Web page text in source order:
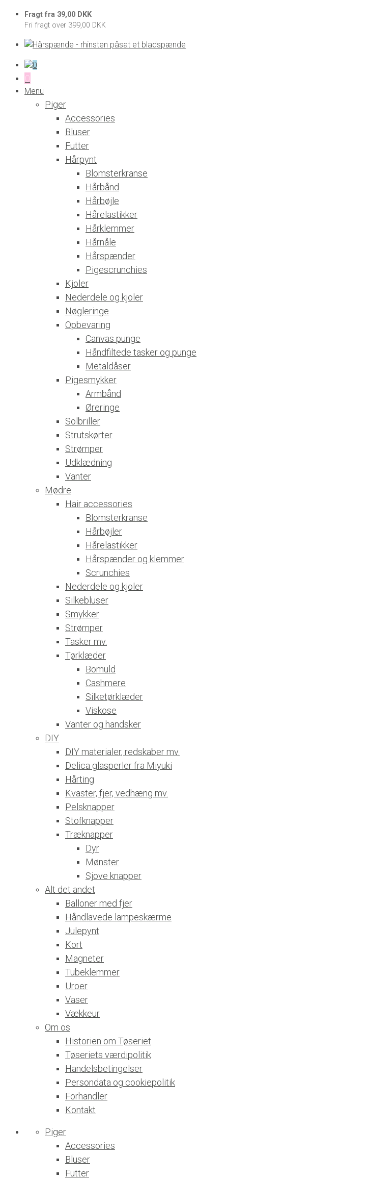
Fragt fra 39,00 DKK
Fri fragt over 399,00 DKK
0
0
Menu
Piger
Accessories
Bluser
Futter
Hårpynt
Blomsterkranse
Hårbånd
Hårbøjle
Hårelastikker
Hårklemmer
Hårnåle
Hårspænder
Pigescrunchies
Kjoler
Nederdele og kjoler
Nøgleringe
Opbevaring
Canvas punge
Håndfiltede tasker og punge
Metaldåser
Pigesmykker
Armbånd
Øreringe
Solbriller
Strutskørter
Strømper
Udklædning
Vanter
Mødre
Hair accessories
Blomsterkranse
Hårbøjler
Hårelastikker
Hårspænder og klemmer
Scrunchies
Nederdele og kjoler
Silkebluser
Smykker
Strømper
Tasker mv.
Tørklæder
Bomuld
Cashmere
Silketørklæder
Viskose
Vanter og handsker
DIY
DIY materialer, redskaber mv.
Delica glasperler fra Miyuki
Hårting
Kvaster, fjer, vedhæng mv.
Pelsknapper
Stofknapper
Træknapper
Dyr
Mønster
Sjove knapper
Alt det andet
Balloner med fjer
Håndlavede lampeskærme
Julepynt
Kort
Magneter
Tubeklemmer
Uroer
Vaser
Vækkeur
Om os
Historien om Tøseriet
Tøseriets værdipolitik
Handelsbetingelser
Persondata og cookiepolitik
Forhandler
Kontakt
Piger
Accessories
Bluser
Futter